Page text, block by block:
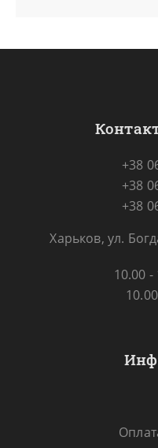
+38
+38
+38
Харьков, ул.
10.00